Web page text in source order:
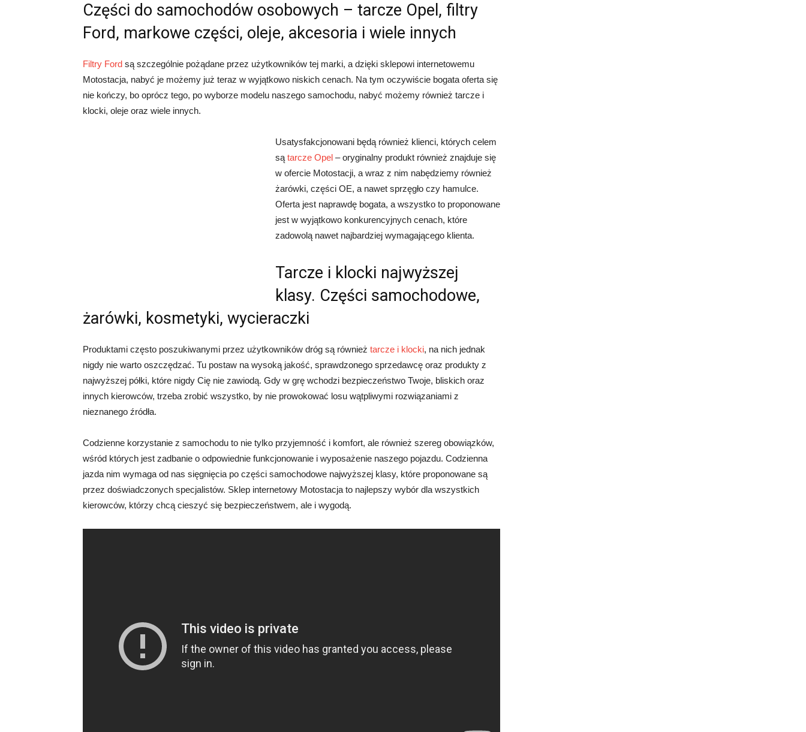
Części do samochodów osobowych – tarcze Opel, filtry
Ford, markowe części, oleje, akcesoria i wiele innych
Filtry Ford są szczególnie pożądane przez użytkowników tej marki, a dzięki sklepowi internetowemu
Motostacja, nabyć je możemy już teraz w wyjątkowo niskich cenach. Na tym oczywiście bogata oferta się
nie kończy, bo oprócz tego, po wyborze modelu naszego samochodu, nabyć możemy również tarcze i
klocki, oleje oraz wiele innych.
Usatysfakcjonowani będą również klienci, których celem
są tarcze Opel – oryginalny produkt również znajduje się
w ofercie Motostacji, a wraz z nim nabędziemy również
żarówki, części OE, a nawet sprzęgło czy hamulce.
Oferta jest naprawdę bogata, a wszystko to proponowane
jest w wyjątkowo konkurencyjnych cenach, które
zadowolą nawet najbardziej wymagającego klienta.
Tarcze i klocki najwyższej
klasy. Części samochodowe,
żarówki, kosmetyki, wycieraczki
Produktami często poszukiwanymi przez użytkowników dróg są również tarcze i klocki, na nich jednak
nigdy nie warto oszczędzać. Tu postaw na wysoką jakość, sprawdzonego sprzedawcę oraz produkty z
najwyższej półki, które nigdy Cię nie zawiodą. Gdy w grę wchodzi bezpieczeństwo Twoje, bliskich oraz
innych kierowców, trzeba zrobić wszystko, by nie prowokować losu wątpliwymi rozwiązaniami z
nieznanego źródła.
Codzienne korzystanie z samochodu to nie tylko przyjemność i komfort, ale również szereg obowiązków,
wśród których jest zadbanie o odpowiednie funkcjonowanie i wyposażenie naszego pojazdu. Codzienna
jazda nim wymaga od nas sięgnięcia po części samochodowe najwyższej klasy, które proponowane są
przez doświadczonych specjalistów. Sklep internetowy Motostacja to najlepszy wybór dla wszystkich
kierowców, którzy chcą cieszyć się bezpieczeństwem, ale i wygodą.